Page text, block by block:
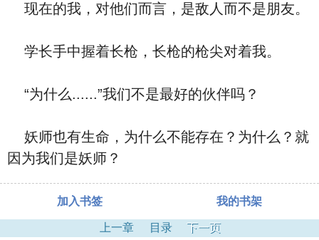
现在的我，对他们而言，是敌人而不是朋友。
学长手中握着长枪，长枪的枪尖对着我。
“为什么......”我们不是最好的伙伴吗？
妖师也有生命，为什么不能存在？为什么？就
因为我们是妖师？
加入书签 我的书架
上一章 目录 下一页